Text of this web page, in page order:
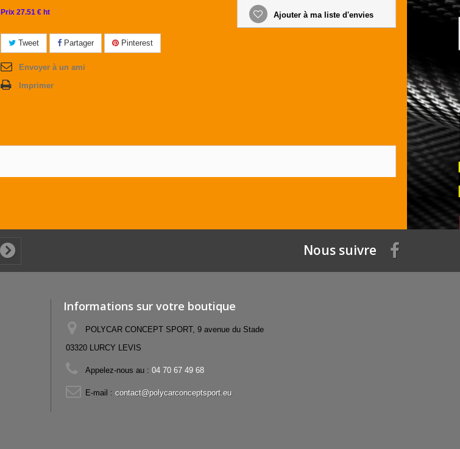
Prix 27.51 € ht
Tweet Partager Pinterest
Envoyer à un ami
Imprimer
Ajouter à ma liste d'envies
Nous suivre
Informations sur votre boutique
POLYCAR CONCEPT SPORT, 9 avenue du Stade
03320 LURCY LEVIS
Appelez-nous au : 04 70 67 49 68
E-mail : contact@polycarconceptsport.eu